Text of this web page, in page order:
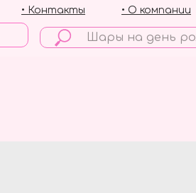
• О компании
• Контакты